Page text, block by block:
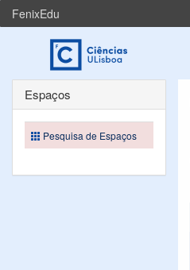
FenixEdu
Espaços
Pesquisa de Espaços